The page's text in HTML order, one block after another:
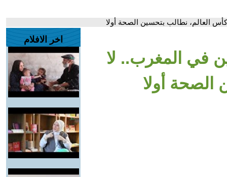
العالم، نطالب بتحسين الصحة أولا
في المغرب.. لا
الصحة أولا
اخر الافلام